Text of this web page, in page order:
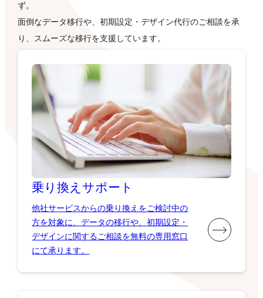
ず。
面倒なデータ移行や、初期設定・デザイン代行のご相談を承
り、スムーズな移行を支援しています。
乗り換え サポート
他社サービスからの乗り換えをご検討中の
方を対象に、データの移行や、初期設定・
デザインに関するご相談を無料の専用窓口
にて承ります。